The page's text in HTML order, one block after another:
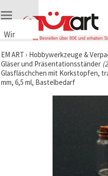
Wir
Cookies
🍪 Wir
verwenden
Cookies
Bestellen über 80€ und erhalten
EM ART › Hobbywerkzeuge &
Gläser und Präsentationsständer
Glasfläschchen mit Korkstopfen,
mm, 6,5 ml, Bastelbedarf